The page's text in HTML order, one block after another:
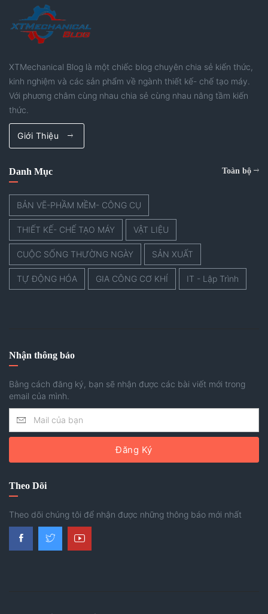
XTMechanical Blog là một chiếc blog chuyên chia sẻ kiến thức,
kinh nghiệm và các sản phẩm về ngành thiết kế- chế tạo máy.
Với phương châm cùng nhau chia sẻ cùng nhau nâng tầm kiến
thức.
Giới Thiệu
Danh Mục Toàn bộ
BẢN VẼ-PHẦM MỀM- CÔNG CỤ
THIẾT KẾ- CHẾ TẠO MÁY VẬT LIỆU
CUỘC SỐNG THƯỜNG NGÀY SẢN XUẤT
TỰ ĐỘNG HÓA GIA CÔNG CƠ KHÍ IT - Lập Trình
Nhận thông báo
Bằng cách đăng ký, bạn sẽ nhận được các bài viết mới trong
email của mình.
Đăng Ký
Theo Dõi
Theo dõi chúng tôi để nhận được những thông báo mới nhất